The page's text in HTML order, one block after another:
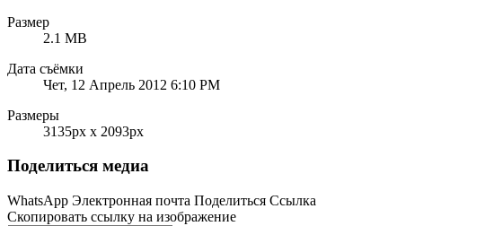
Размер
2.1 MB
Дата съёмки
Чет, 12 Апрель 2012 6:10 PM
Размеры
3135px x 2093px
Поделиться медиа
WhatsApp Электронная почта Поделиться Ссылка
Скопировать ссылку на изображение